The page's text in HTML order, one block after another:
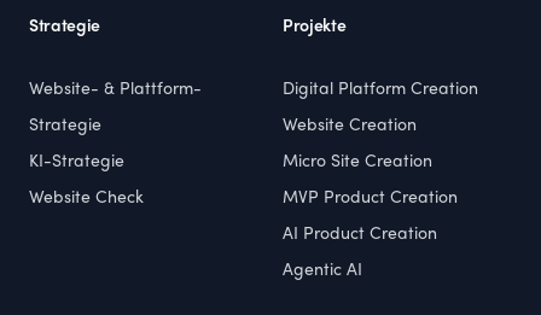
Strategie
Website- & Plattform-
Strategie
KI-Strategie
Website Check
Projekte
Digital Platform Creation
Website Creation
Micro Site Creation
MVP Product Creation
AI Product Creation
Agentic AI